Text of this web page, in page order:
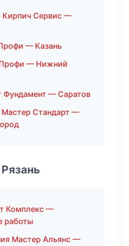
Кирпич Сервис —
— Казань
— Нижний
— Саратов
Мастер Стандарт —
Комплекс —
работы
Мастер Альянс —